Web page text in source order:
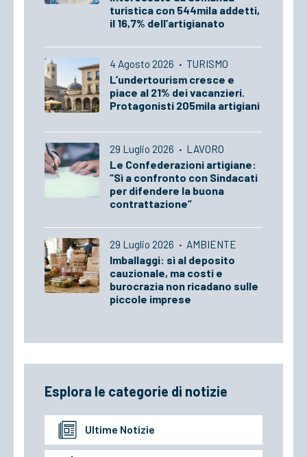
turistica con 544mila addetti,
il 16,7% dell’artigianato
4 Agosto 2026 · TURISMO
L’undertourism cresce e
piace al 21% dei vacanzieri.
Protagonisti 205mila artigiani
29 Luglio 2026 · LAVORO
Le Confederazioni artigiane:
“Sì a confronto con Sindacati
per difendere la buona
contrattazione”
29 Luglio 2026 · AMBIENTE
Imballaggi: sì al deposito
cauzionale, ma costi e
burocrazia non ricadano sulle
piccole imprese
Esplora le categorie di notizie
Ultime Notizie